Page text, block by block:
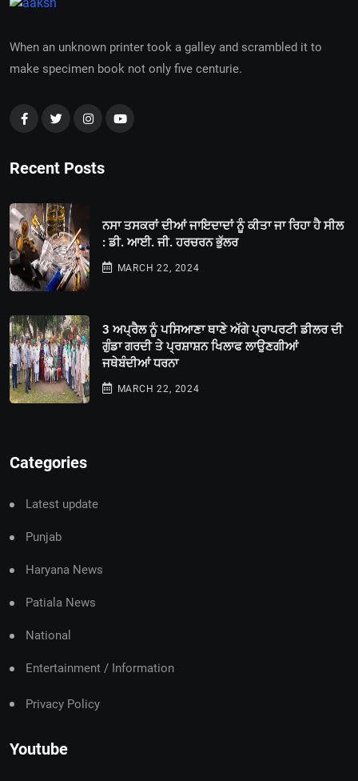
When an unknown printer took a galley and scrambled it to
make specimen book not only five centurie.
Recent Posts
ਨਸਾ ਤਸਕਰਾਂ ਦੀਆਂ ਜਾਇਦਾਦਾਂ ਨੂੰ ਕੀਤਾ ਜਾ ਰਿਹਾ ਹੈ ਸੀਲ
: ਡੀ. ਆਈ. ਜੀ. ਹਰਚਰਨ ਭੁੱਲਰ
MARCH 22, 2024
3 ਅਪ੍ਰੈਲ ਨੂੰ ਪਸਿਆਣਾ ਥਾਣੇ ਅੱਗੇ ਪ੍ਰਾਪਰਟੀ ਡੀਲਰ ਦੀ
ਗੁੰਡਾ ਗਰਦੀ ਤੇ ਪ੍ਰਸ਼ਾਸ਼ਨ ਖਿਲਾਫ ਲਾਉਣਗੀਆਂ
ਜਥੇਬੰਦੀਆਂ ਧਰਨਾ
MARCH 22, 2024
Categories
Latest update
Punjab
Haryana News
Patiala News
National
Entertainment / Information
Privacy Policy
Youtube